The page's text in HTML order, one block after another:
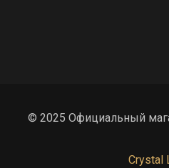
© 2025 Официальный
Crystal